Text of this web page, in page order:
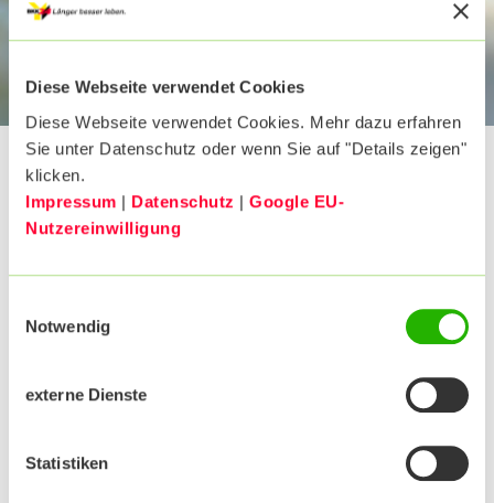
Diese Webseite verwendet Cookies
Diese Webseite verwendet Cookies. Mehr dazu erfahren
Sie unter Datenschutz oder wenn Sie auf "Details zeigen"
klicken.
Impressum | Datenschutz | Google EU-
Nutzereinwilligung
Notwendig
externe Dienste
Statistiken
Startseite Kontakt Standorte
E-Mail